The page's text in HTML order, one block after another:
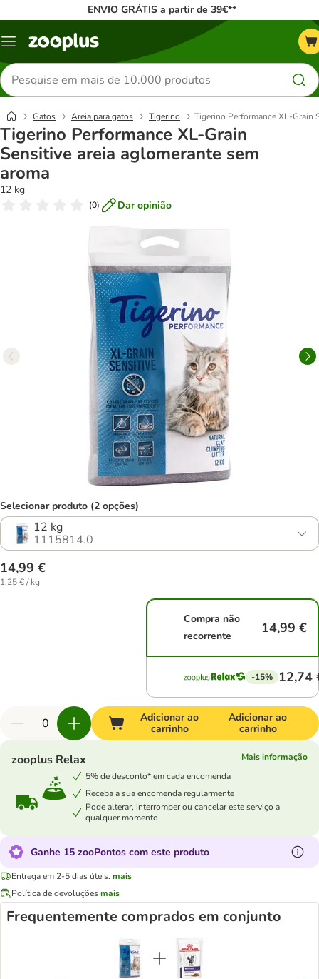
ENVIO GRÁTIS a partir de 39€**
Menu
Pesquisar
produtos
Gatos Areia para gatos Tigerino Tigerino Performance XL-Grain
Tigerino Performance XL-Grain
Sensitive areia aglomerante sem
aroma
12 kg
(0) Dar opinião
Selecionar produto (2 opções)
12 kg
1115814.0
14,99 €
1,25 € / kg
Compra não
recorrente
14,99 €
-15% 12,74
Adicionar ao
carrinho
Adicionar ao
carrinho
zooplus Relax
Mais informação
5% de desconto* em cada encomenda
Receba a sua encomenda regularmente
Pode alterar, interromper ou cancelar este serviço a
qualquer momento
Ganhe 15 zooPontos com este produto
Entrega em 2-5 dias úteis. mais
Política de devoluçõesmais
Frequentemente comprados em conjunto